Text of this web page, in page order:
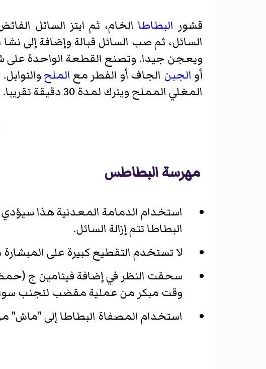
قشور البطاطا
السائل، ثم صب السائل قبالة وإضافة إلى
ويعجن جيدا. وتصنع القطعة الواحدة
أو الجبن الجاف أو الفطر مع الملح
المغلي المملح ويترك لمدة 30 دقيقة تقريبا. ثم توضع في طبق يكون معد مسبقا ويكون بجانبها لحم
مهرسة البطاطس
استخدام الدمامة المعدنية هذا
البطاطا تتم إزالة السائل.
لا تستخدم التقطيع كبيرة على
سحقت النظر في إضافة فيتامين ج
وقت مبكر من عملية مقضب لتجنب
استخدام المصفاة البطاطا إلى "ماش"